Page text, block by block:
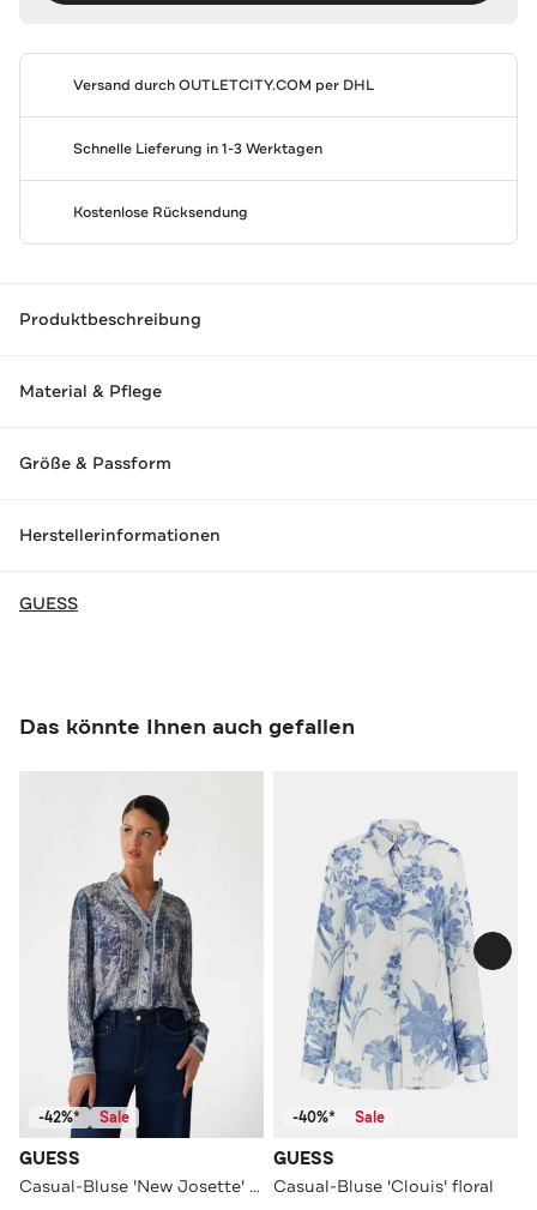
Versand durchOUTLETCITY.COM per DHL
Schnelle Lieferung in 1-3 Werktagen
Kostenlose Rücksendung
Produktbeschreibung
Material & Pflege
Größe & Passform
Herstellerinformationen
GUESS
Das könnte Ihnen auch gefallen
-42%* Sale
GUESS
Casual-Bluse 'New Josette' gemustert
-40%* Sale
GUESS
Casual-Bluse 'Clouis' floral